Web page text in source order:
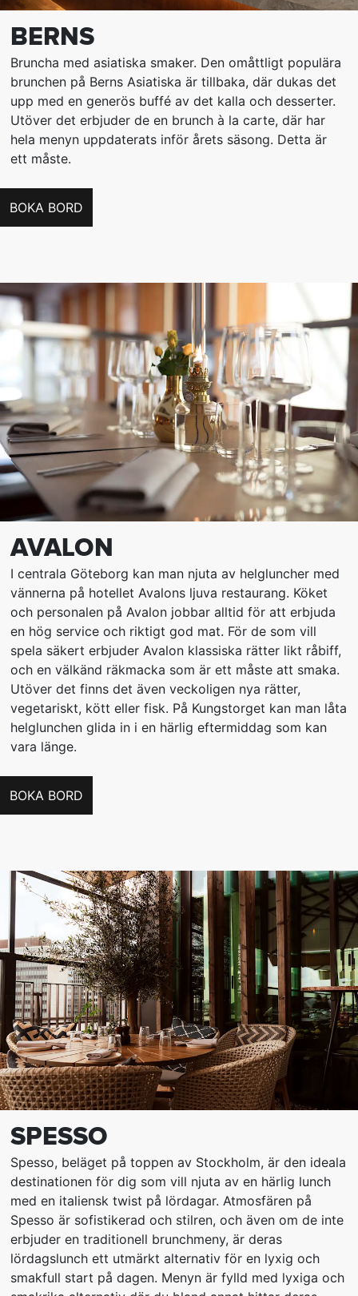
BERNS
Bruncha med asiatiska smaker. Den omåttligt populära
brunchen på Berns Asiatiska är tillbaka, där dukas det
upp med en generös buffé av det kalla och desserter.
Utöver det erbjuder de en brunch à la carte, där har
hela menyn uppdaterats inför årets säsong. Detta är
ett måste.
BOKA BORD
AVALON
I centrala Göteborg kan man njuta av helgluncher med
vännerna på hotellet Avalons ljuva restaurang. Köket
och personalen på Avalon jobbar alltid för att erbjuda
en hög service och riktigt god mat. För de som vill
spela säkert erbjuder Avalon klassiska rätter likt råbiff,
och en välkänd räkmacka som är ett måste att smaka.
Utöver det finns det även veckoligen nya rätter,
vegetariskt, kött eller fisk. På Kungstorget kan man låta
helglunchen glida in i en härlig eftermiddag som kan
vara länge.
BOKA BORD
SPESSO
Spesso, beläget på toppen av Stockholm, är den ideala
destinationen för dig som vill njuta av en härlig lunch
med en italiensk twist på lördagar. Atmosfären på
Spesso är sofistikerad och stilren, och även om de inte
erbjuder en traditionell brunchmeny, är deras
lördagslunch ett utmärkt alternativ för en lyxig och
smakfull start på dagen. Menyn är fylld med lyxiga och